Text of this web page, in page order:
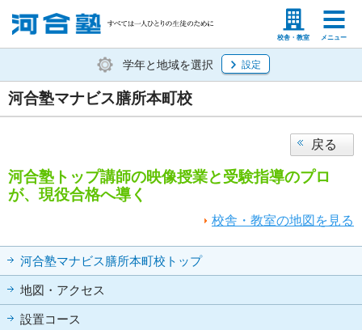
校舎・教室 メニュー
塾生の方 高等学校の先生
学年と地域を選択 設定
河合塾マナビス膳所本町校
戻る
河合塾トップ講師の映像授業と受験指導のプロ
が、現役合格へ導く
校舎・教室の地図を見る
河合塾マナビス膳所本町校トップ
地図・アクセス
設置コース